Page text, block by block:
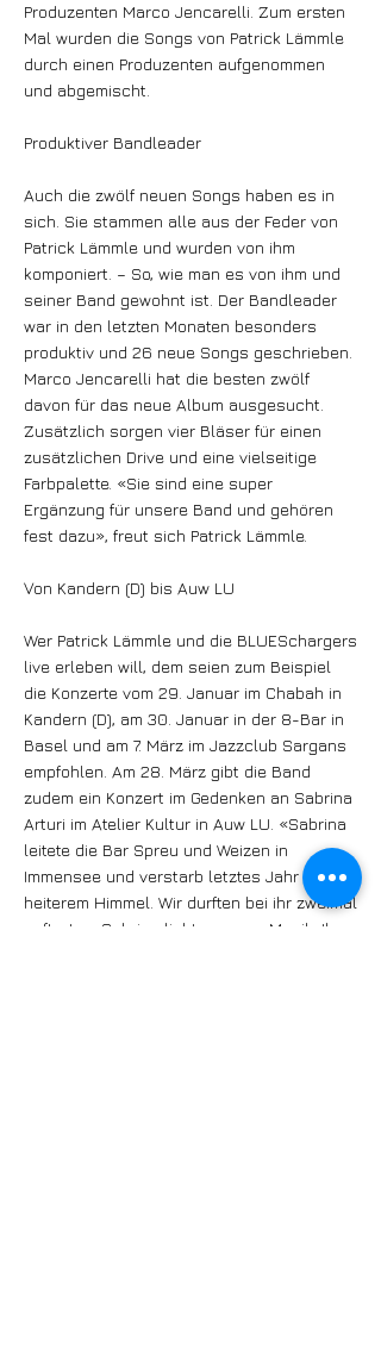
Produzenten Marco Jencarelli. Zum ersten
Mal wurden die Songs von Patrick Lämmle
durch einen Produzenten aufgenommen
und abgemischt.
Produktiver Bandleader
Auch die zwölf neuen Songs haben es in
sich. Sie stammen alle aus der Feder von
Patrick Lämmle und wurden von ihm
komponiert. – So, wie man es von ihm und
seiner Band gewohnt ist. Der Bandleader
war in den letzten Monaten besonders
produktiv und 26 neue Songs geschrieben.
Marco Jencarelli hat die besten zwölf
davon für das neue Album ausgesucht.
Zusätzlich sorgen vier Bläser für einen
zusätzlichen Drive und eine vielseitige
Farbpalette. «Sie sind eine super
Ergänzung für unsere Band und gehören
fest dazu», freut sich Patrick Lämmle.
Von Kandern (D) bis Auw LU
Wer Patrick Lämmle und die BLUESchargers
live erleben will, dem seien zum Beispiel
die Konzerte vom 29. Januar im Chabah in
Kandern (D), am 30. Januar in der 8-Bar in
Basel und am 7. März im Jazzclub Sargans
empfohlen. Am 28. März gibt die Band
zudem ein Konzert im Gedenken an Sabrina
Arturi im Atelier Kultur in Auw LU. «Sabrina
leitete die Bar Spreu und Weizen in
Immensee und verstarb letztes Jahr aus
heiterem Himmel. Wir durften bei ihr zweimal
auftreten. Sabrina liebte unsere Musik. Ihr